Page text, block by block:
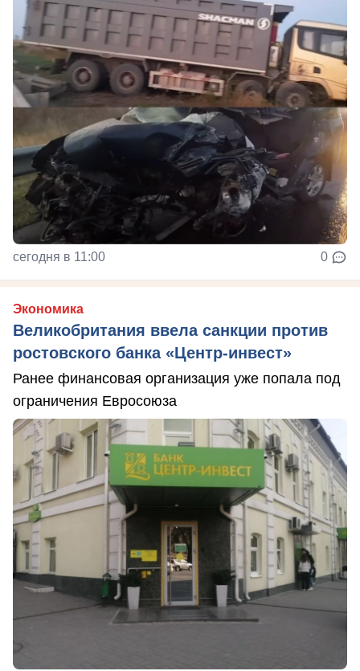
сегодня в 11:00 0
Экономика
Великобритания ввела санкции против
ростовского банка «Центр-инвест»
Ранее финансовая организация уже попала под
ограничения Евросоюза